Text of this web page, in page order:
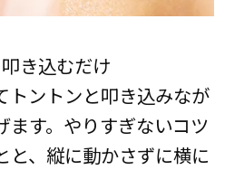
き込むだけ
トントンと叩き込みなが
ます。やりすぎないコツ
と、縦に動かさずに横に